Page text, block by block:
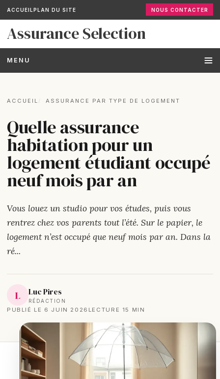
ACCUEILPLAN DU SITE NOUS CONTACTER
Assurance Selection
MENU
ACCUEIL ASSURANCE PAR TYPE DE LOGEMENT
Quelle assurance
habitation pour un
logement étudiant occupé
neuf mois par an
Vous louez un studio pour vos études, puis vous
rentrez chez vos parents tout l’été. Sur le papier, le
logement n’est occupé que neuf mois par an. Dans la
ré...
L Luc Pires
RÉDACTION
PUBLIÉ LE 6 JUIN 2026 LECTURE 15 MIN